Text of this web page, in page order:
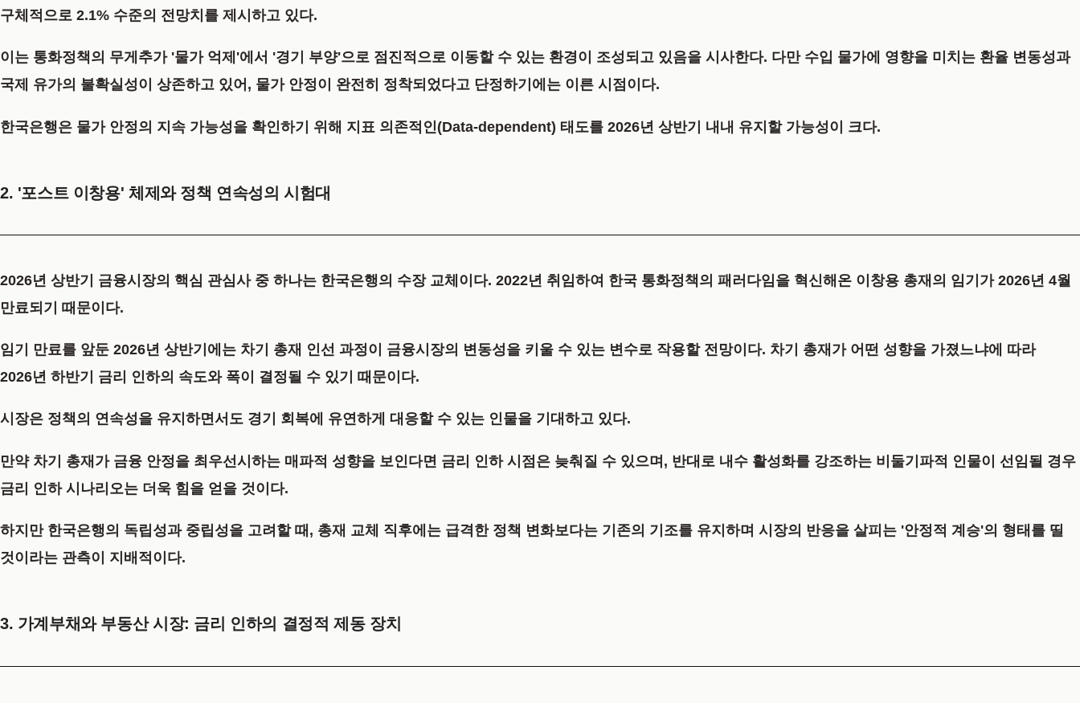
구체적으로 2.1% 수준의 전망치를 제시하고 있다.
이는 통화정책의 무게추가 '물가 억제'에서 '경기 부양'으로 점진적으로 이동할 수 있는 환경이 조성되고 있음을 시사한다. 다만 수입 물가에 영향을 미치는 환율 변동성과
국제 유가의 불확실성이 상존하고 있어, 물가 안정이 완전히 정착되었다고 단정하기에는 이른 시점이다.
한국은행은 물가 안정의 지속 가능성을 확인하기 위해 지표 의존적인(Data-dependent) 태도를 2026년 상반기 내내 유지할 가능성이 크다.
2. '포스트 이창용' 체제와 정책 연속성의 시험대
2026년 상반기 금융시장의 핵심 관심사 중 하나는 한국은행의 수장 교체이다. 2022년 취임하여 한국 통화정책의 패러다임을 혁신해온 이창용 총재의 임기가 2026년 4월
만료되기 때문이다.
임기 만료를 앞둔 2026년 상반기에는 차기 총재 인선 과정이 금융시장의 변동성을 키울 수 있는 변수로 작용할 전망이다. 차기 총재가 어떤 성향을 가졌느냐에 따라
2026년 하반기 금리 인하의 속도와 폭이 결정될 수 있기 때문이다.
시장은 정책의 연속성을 유지하면서도 경기 회복에 유연하게 대응할 수 있는 인물을 기대하고 있다.
만약 차기 총재가 금융 안정을 최우선시하는 매파적 성향을 보인다면 금리 인하 시점은 늦춰질 수 있으며, 반대로 내수 활성화를 강조하는 비둘기파적 인물이 선임될 경우
금리 인하 시나리오는 더욱 힘을 얻을 것이다.
하지만 한국은행의 독립성과 중립성을 고려할 때, 총재 교체 직후에는 급격한 정책 변화보다는 기존의 기조를 유지하며 시장의 반응을 살피는 '안정적 계승'의 형태를 띨
것이라는 관측이 지배적이다.
3. 가계부채와 부동산 시장: 금리 인하의 결정적 제동 장치